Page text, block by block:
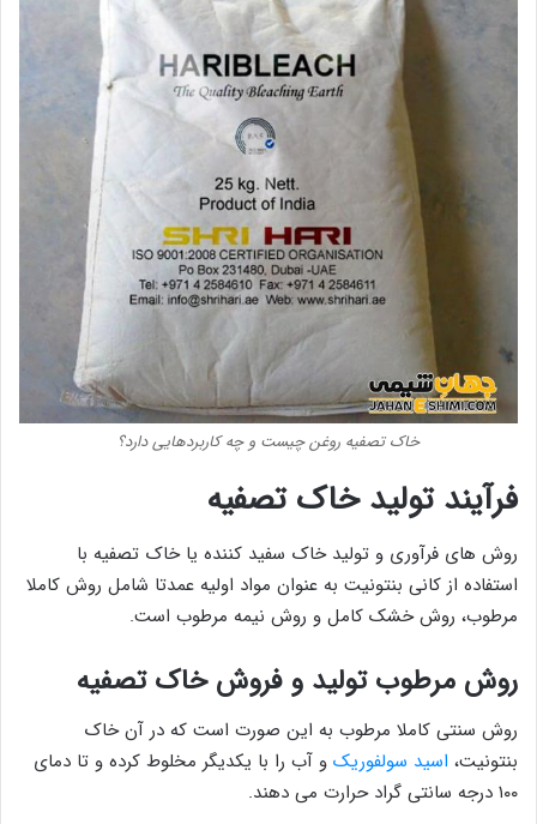
خاک تصفیه روغن چیست و چه کاربردهایی دارد؟
فرآیند تولید خاک تصفیه
روش های فرآوری و تولید خاک سفید کننده یا خاک تصفیه با
استفاده از کانی بنتونیت به عنوان مواد اولیه عمدتا شامل روش کاملا
مرطوب، روش خشک کامل و روش نیمه مرطوب است.
روش مرطوب تولید و فروش خاک تصفیه
روش سنتی کاملا مرطوب به این صورت است که در آن خاک
بنتونیت، اسید سولفوریک و آب را با یکدیگر مخلوط کرده و تا دمای
۱۰۰ درجه سانتی گراد حرارت می دهند.